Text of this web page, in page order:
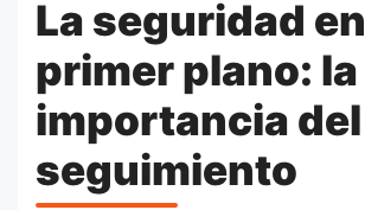
La seguridad en
primer plano: la
importancia del
seguimiento